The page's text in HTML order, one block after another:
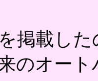
掲載し
のオー